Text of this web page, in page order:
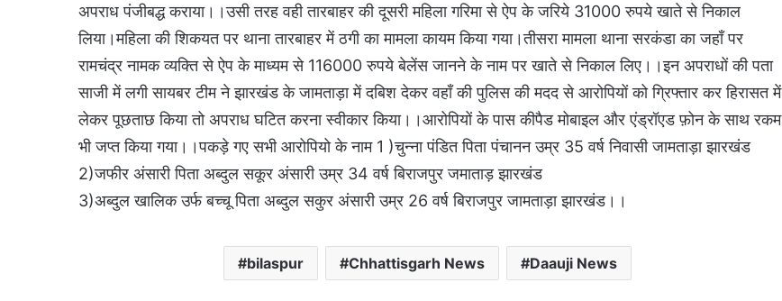
अपराध पंजीबद्ध कराया।।उसी तरह वही तारबाहर की दूसरी महिला गरिमा से ऐप के जरिये 31000 रुपये खाते से निकाल
लिया।महिला की शिकयत पर थाना तारबाहर में ठगी का मामला कायम किया गया।तीसरा मामला थाना सरकंडा का जहाँ पर
रामचंद्र नामक व्यक्ति से ऐप के माध्यम से 116000 रुपये बेलेंस जानने के नाम पर खाते से निकाल लिए।।इन अपराधों की पता
साजी में लगी सायबर टीम ने झारखंड के जामताड़ा में दबिश देकर वहाँ की पुलिस की मदद से आरोपियों को ग्रिफ्तार कर हिरासत में
लेकर पूछताछ किया तो अपराध घटित करना स्वीकार किया।।आरोपियों के पास कीपैड मोबाइल और एंड्रॉएड फ़ोन के साथ रकम
भी जप्त किया गया।।पकड़े गए सभी आरोपियो के नाम 1 )चुन्ना पंडित पिता पंचानन उम्र 35 वर्ष निवासी जामताड़ा झारखंड
2)जफीर अंसारी पिता अब्दुल सकूर अंसारी उम्र 34 वर्ष बिराजपुर जमाताड़ झारखंड
3)अब्दुल खालिक उर्फ बच्चू पिता अब्दुल सकुर अंसारी उम्र 26 वर्ष बिराजपुर जामताड़ा झारखंड।।
bilaspur Chhattisgarh News Daauji News